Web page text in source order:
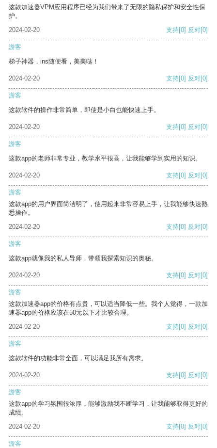
这款加速器VPM应用程序已经为我们带来了无限的隐私保护和安全性保
护。
2024-02-20
支持[0] 反对[0]
游客
梯子神器，ins随便看，美美哒！
2024-02-20 支持[0] 反对[0]
游客
这款软件的操作非常简单，即使是小白也能快速上手。
2024-02-20 支持[0] 反对[0]
游客
这款app的老师非常专业，教学水平很高，让我能够学到实用的知识。
2024-02-20 支持[0] 反对[0]
游客
这款app的用户界面简洁明了，使用起来非常容易上手，让我能够快速熟
悉操作。
2024-02-20
支持[0] 反对[0]
游客
这款app就像我的私人导师，带领我探索知识的奥秘。
2024-02-20 支持[0] 反对[0]
游客
这款加速器app的价格有点贵，可以适当降低一些。我个人觉得，一款加
速器app的价格应该在50元以下才比较合理。
2024-02-20
支持[0] 反对[0]
游客
这款软件的功能非常全面，可以满足我所有需求。
2024-02-20 支持[0] 反对[0]
游客
这款app的学习氛围很浓厚，能够激励我不断学习，让我能够取得更好的
成绩。
2024-02-20
支持[0] 反对[0]
游客